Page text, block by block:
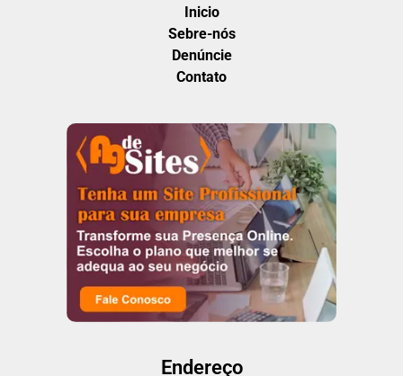
Inicio
Sebre-nós
Denúncie
Contato
Endereço